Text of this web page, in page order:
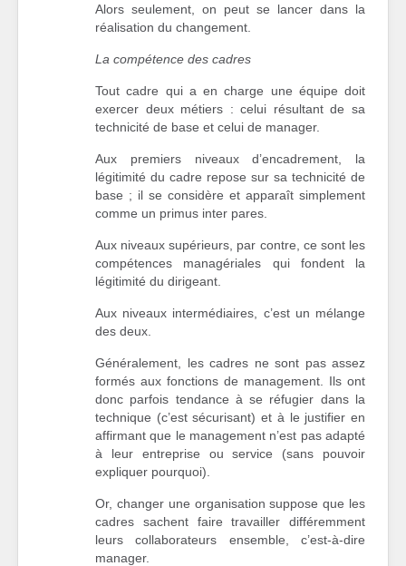
Alors seulement, on peut se lancer dans la
réalisation du changement.
La compétence des cadres
Tout cadre qui a en charge une équipe doit
exercer deux métiers : celui résultant de sa
technicité de base et celui de manager.
Aux premiers niveaux d’encadrement, la
légitimité du cadre repose sur sa technicité de
base ; il se considère et apparaît simplement
comme un primus inter pares.
Aux niveaux supérieurs, par contre, ce sont les
compétences managériales qui fondent la
légitimité du dirigeant.
Aux niveaux intermédiaires, c’est un mélange
des deux.
Généralement, les cadres ne sont pas assez
formés aux fonctions de management. Ils ont
donc parfois tendance à se réfugier dans la
technique (c’est sécurisant) et à le justifier en
affirmant que le management n’est pas adapté
à leur entreprise ou service (sans pouvoir
expliquer pourquoi).
Or, changer une organisation suppose que les
cadres sachent faire travailler différemment
leurs collaborateurs ensemble, c’est-à-dire
manager.